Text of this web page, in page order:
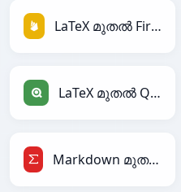
LaTeX മുതൽ Firebase
LaTeX മുതൽ Qlik
Markdown മുതൽ LaTeX